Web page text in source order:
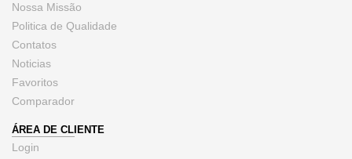
Nossa Missão
Politica de Qualidade
Contatos
Noticias
Favoritos
Comparador
ÁREA DE CLIENTE
Login